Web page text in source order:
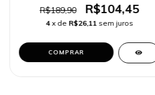
R$189,90 R$104,45
4 x de R$26,11 sem juros
COMPRAR